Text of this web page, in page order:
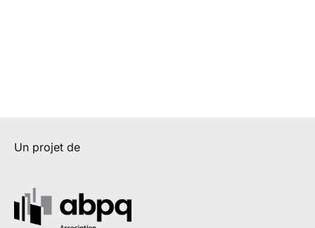
Un projet de